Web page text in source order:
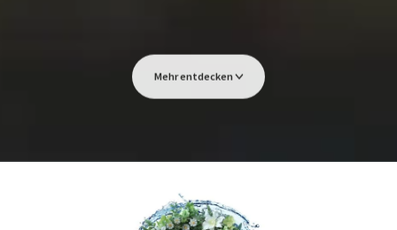
Mehr entdecken